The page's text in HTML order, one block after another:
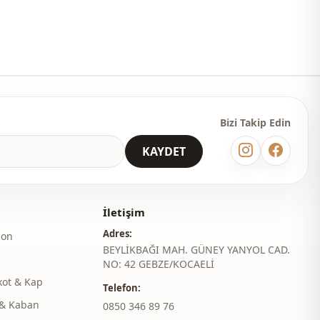
KAYDET
Bizi Takip Edin
& Kap
Kaban
İletişim
Adres:
BEYLİKBAĞI MAH. GÜNEY YANYOL CAD.
NO: 42 GEBZE/KOCAELİ
Telefon:
‎0850 346 89 76